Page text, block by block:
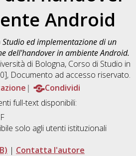
Android
Studio ed implementazione di un
dell'handover in ambiente Android.
di Bologna, Corso di Studio in
, Documento ad accesso riservato.
Condividi
full-text disponibili:
solo agli utenti istituzionali
| Contatta l'autore